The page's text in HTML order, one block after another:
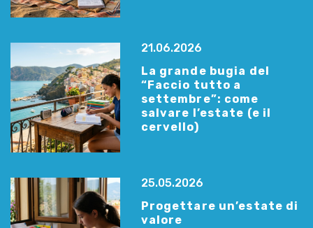
21.06.2026
La grande bugia del
“Faccio tutto a
settembre”: come
salvare l’estate (e il
cervello)
25.05.2026
Progettare un’estate di
valore